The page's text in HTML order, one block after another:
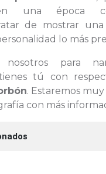
una época
de mostrar una
lo más
para
tú con
. Estaremos
con más